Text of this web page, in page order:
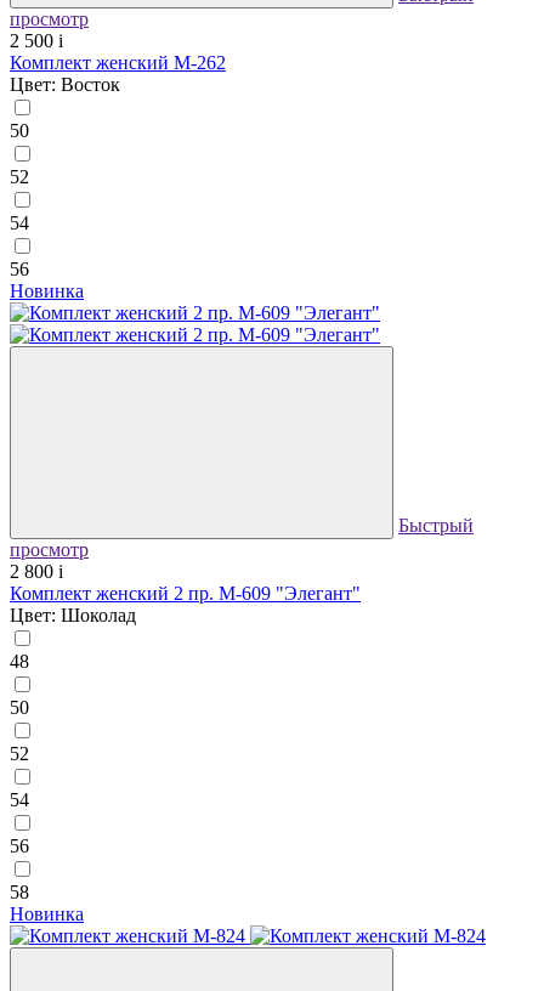
просмотр
2 500 i
Комплект женский М-262
Цвет: Восток
50
52
54
56
Новинка
Быстрый
просмотр
2 800 i
Комплект женский 2 пр. М-609 "Элегант"
Цвет: Шоколад
48
50
52
54
56
58
Новинка